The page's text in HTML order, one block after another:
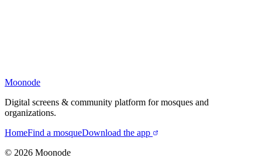
Moonode
Digital screens & community platform for mosques and
organizations.
HomeFind a mosqueDownload the app
© 2026 Moonode